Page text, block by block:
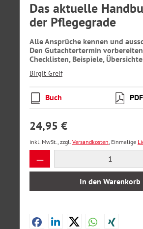
Das aktuelle
der Pflegegrade
Alle Ansprüche kennen und
Den Gutachtertermin vorbereiten
Checklisten, Beispiele,
Birgit Greif
Buch PDF
24,95 €
inkl. MwSt., zzgl. Versandkosten, Einmalige
Produkt Anzahl: Gib
In den Warenkorb